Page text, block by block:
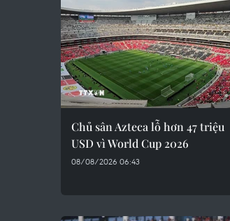
Chủ sân Azteca lỗ hơn 47 triệu
USD vì World Cup 2026
08/08/2026 06:43